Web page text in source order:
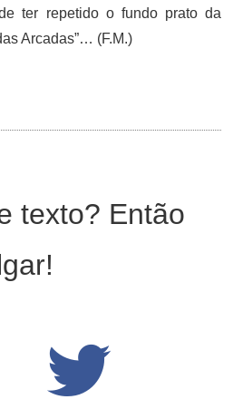
ter repetido o fundo prato da
Arcadas”… (F.M.)
texto? Então